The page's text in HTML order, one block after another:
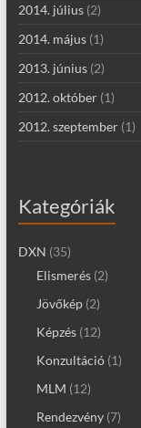
2014. július(2)
2014. május(1)
2013. június(2)
2012. október(1)
2012. szeptember(1)
Kategóriák
DXN (35)
Elismerés(2)
Jövőkép(2)
Képzés(12)
Konzultáció(1)
MLM (12)
Rendezvény(7)